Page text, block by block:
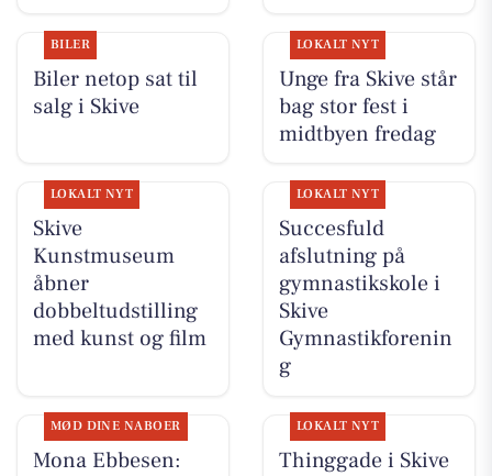
BILER
Biler netop sat til
salg i Skive
LOKALT NYT
Unge fra Skive står
bag stor fest i
midtbyen fredag
LOKALT NYT
Skive
Kunstmuseum
åbner
dobbeltudstilling
med kunst og film
LOKALT NYT
Succesfuld
afslutning på
gymnastikskole i
Skive
Gymnastikforenin
g
MØD DINE NABOER
Mona Ebbesen:
LOKALT NYT
Thinggade i Skive